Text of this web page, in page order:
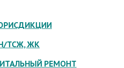
ТСЖ, ЖК
РЕМОНТ